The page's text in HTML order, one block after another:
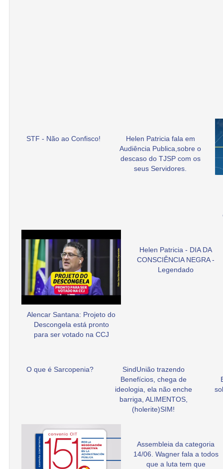
STF - Não ao Confisco!
Helen Patricia fala em
Audiência Publica,sobre o
descaso do TJSP com os
seus Servidores.
Alencar Santana: Projeto do
Descongela está pronto
para ser votado na CCJ
Helen Patricia - DIA DA
CONSCIÊNCIA NEGRA -
Legendado
O que é Sarcopenia?
SindUnião trazendo
Benefícios, chega de
ideologia, ela não enche
barriga, ALIMENTOS,
(holerite)SIM!
Assembleia da categoria
14/06. Wagner fala a todos
que a luta tem que